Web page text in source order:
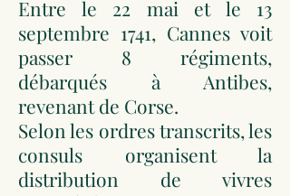
Entre le 22 mai et le 13
septembre 1741, Cannes voit
passer 8 régiments,
débarqués à Antibes,
revenant de Corse.
Selon les ordres transcrits, les
consuls organisent la
distribution de vivres